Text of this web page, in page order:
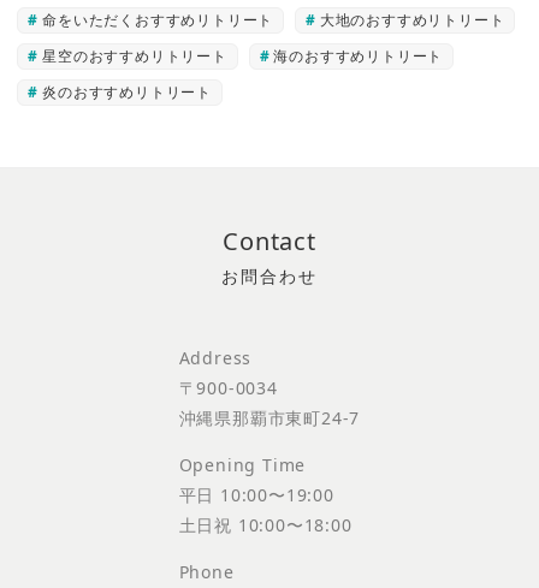
命をいただくおすすめリトリート
大地のおすすめリトリート
星空のおすすめリトリート
海のおすすめリトリート
炎のおすすめリトリート
Contact
Address
〒900-0034
沖縄県那覇市東町24-7
Opening Time
平日 10:00〜19:00
土日祝 10:00〜18:00
Phone